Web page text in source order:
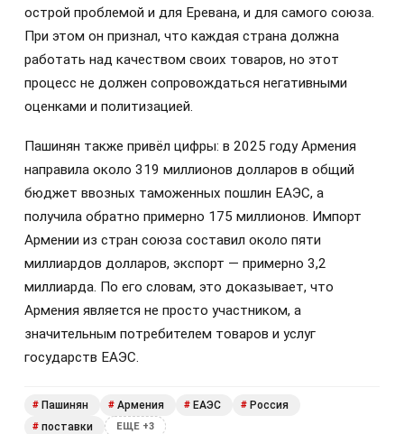
острой проблемой и для Еревана, и для самого союза.
При этом он признал, что каждая страна должна
работать над качеством своих товаров, но этот
процесс не должен сопровождаться негативными
оценками и политизацией.
Пашинян также привёл цифры: в 2025 году Армения
направила около 319 миллионов долларов в общий
бюджет ввозных таможенных пошлин ЕАЭС, а
получила обратно примерно 175 миллионов. Импорт
Армении из стран союза составил около пяти
миллиардов долларов, экспорт — примерно 3,2
миллиарда. По его словам, это доказывает, что
Армения является не просто участником, а
значительным потребителем товаров и услуг
государств ЕАЭС.
# Пашинян # Армения # ЕАЭС # Россия
# поставки ЕЩЕ +3